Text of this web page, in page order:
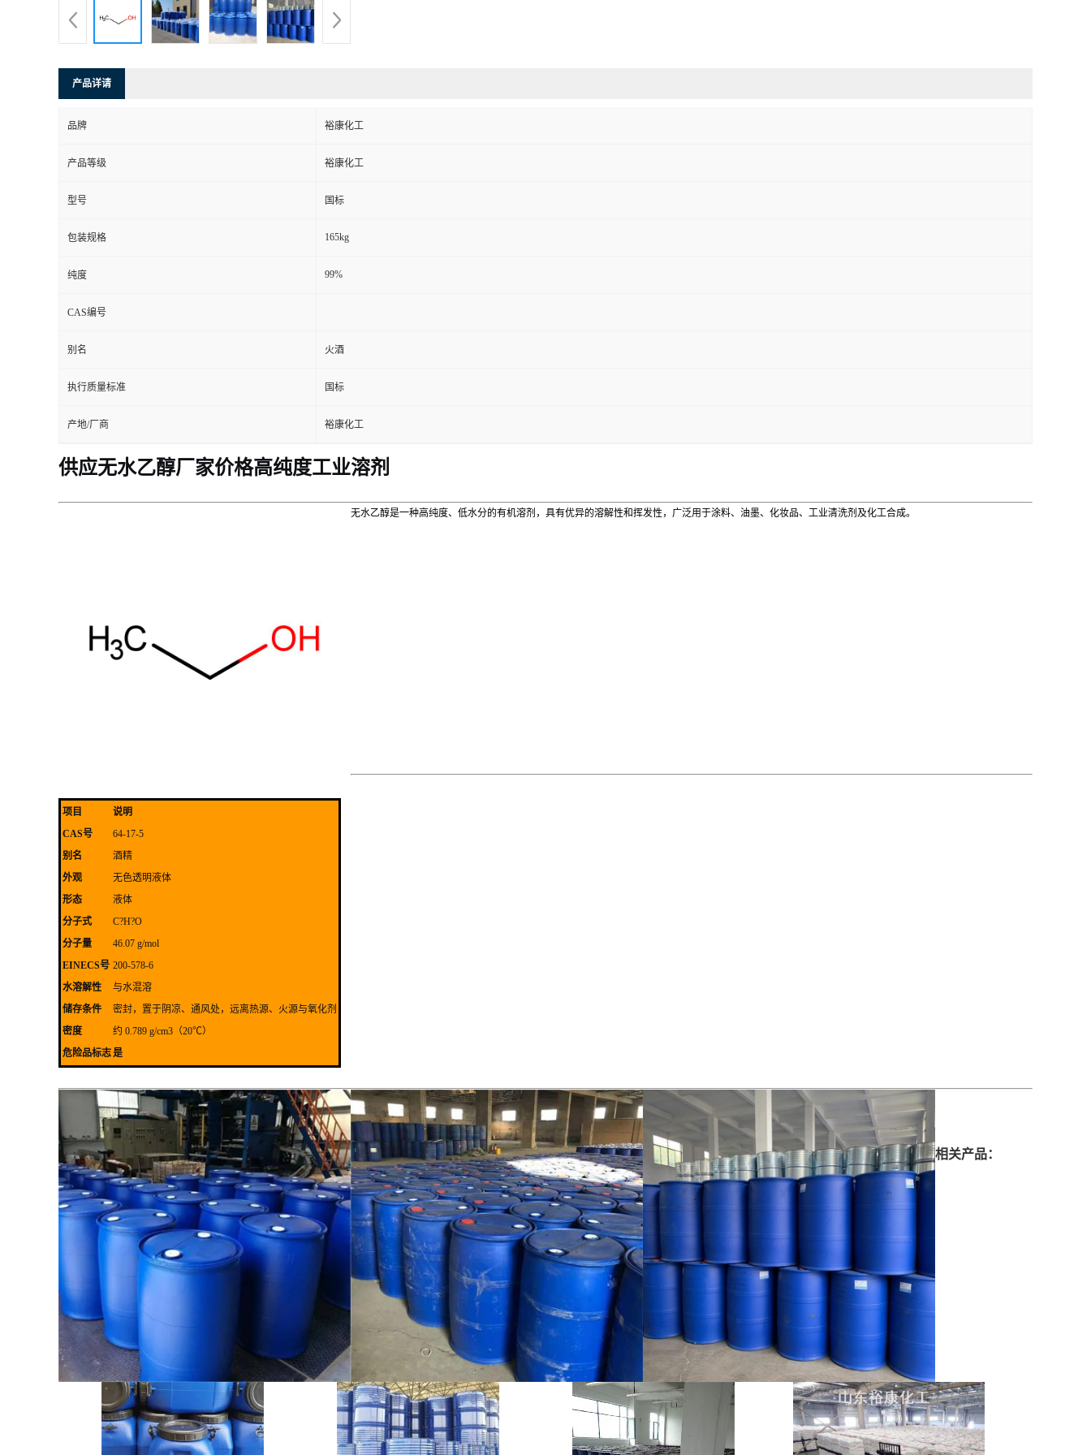
产品详请
品牌 裕康化工
产品等级 裕康化工
型号 国标
包装规格 165kg
纯度 99%
CAS编号
别名 火酒
执行质量标准 国标
产地/厂商 裕康化工
供应无水乙醇厂家价格高纯度工业溶剂
无水乙醇是一种高纯度、低水分的有机溶剂，具有优异的溶解性和挥发性，广泛用于涂料、油墨、化妆品、工业清洗剂及化工合成。
项目
说明
CAS号
64-17-5
别名
酒精
外观
无色透明液体
形态
液体
分子式
C?H?O
分子量
46.07 g/mol
EINECS号 200-578-6
水溶解性
与水混溶
储存条件
密封，置于阴凉、通风处，远离热源、火源与氧化剂
密度
约 0.789 g/cm3（20℃）
危险品标志是
相关产品：